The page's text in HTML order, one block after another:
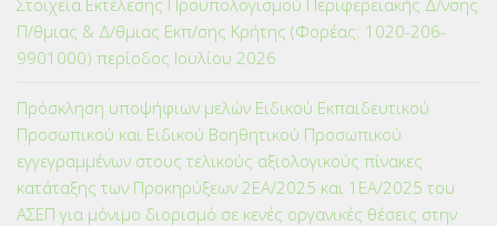
Π/θμιας & Δ/θμιας Εκπ/σης Κρήτης (Φορέας: 1020-206-
9901000) περίοδος Ιουλίου 2026
Πρόσκληση υποψήφιων μελών Ειδικού Εκπαιδευτικού
Προσωπικού και Ειδικού Βοηθητικού Προσωπικού
εγγεγραμμένων στους τελικούς αξιολογικούς πίνακες
κατάταξης των Προκηρύξεων 2ΕΑ/2025 και 1ΕΑ/2025 του
ΑΣΕΠ για μόνιμο διορισμό σε κενές οργανικές θέσεις στην